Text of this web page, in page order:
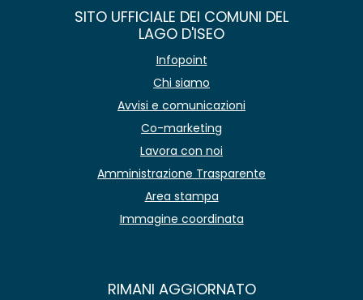
SITO UFFICIALE DEI COMUNI DEL
LAGO D'ISEO
Infopoint
Chi siamo
Avvisi e comunicazioni
Co-marketing
Lavora con noi
Amministrazione Trasparente
Area stampa
Immagine coordinata
RIMANI AGGIORNATO